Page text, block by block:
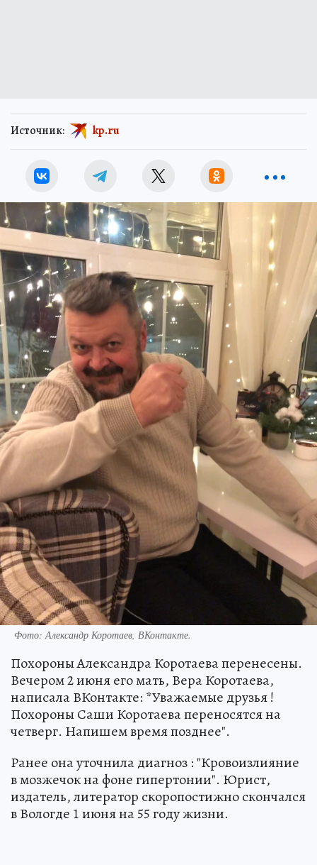
Источник: kp.ru
Фото: Александр Коротаев, ВКонтакте.
Похороны Александра Коротаева перенесены.
Вечером 2 июня его мать, Вера Коротаева,
написала ВКонтакте: *Уважаемые друзья !
Похороны Саши Коротаева переносятся на
четверг. Напишем время позднее".
Ранее она уточнила диагноз : "Кровоизлияние
в мозжечок на фоне гипертонии". Юрист,
издатель, литератор скоропостижно скончался
в Вологде 1 июня на 55 году жизни.